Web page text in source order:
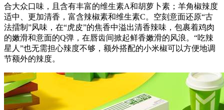
合大众口味，且含有丰富的维生素A和胡萝卜素；羊角椒辣度
适中、更加清香，富含辣椒素和维生素C。空刻意面还原“古
法擂制”风味，在“虎皮”的焦香中溢出清香辣味，包裹着鸡肉
的嫩滑和意面的Q弹，在唇齿间掀起鲜香嫩滑的风浪。“吃辣
星人”也无需担心辣度不够，额外搭配的小米椒可以方便地调
节额外的辣度。